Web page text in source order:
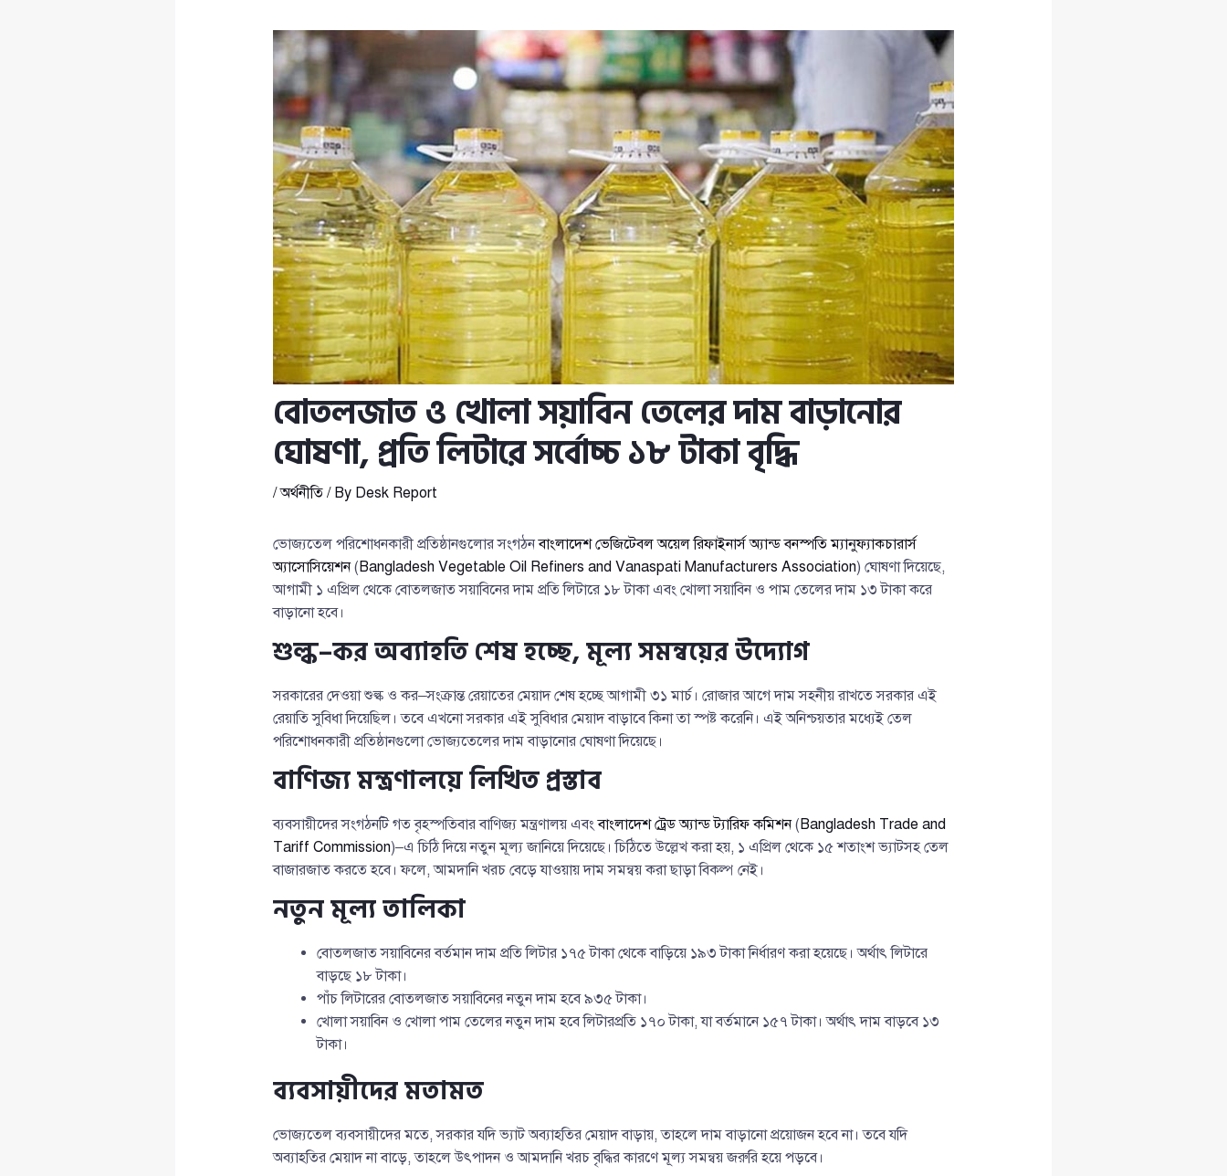
বোতলজাত ও খোলা সয়াবিন তেলের দাম বাড়ানোর
ঘোষণা, প্রতি লিটারে সর্বোচ্চ ১৮ টাকা বৃদ্ধি
/অর্থনীতি/ By Desk Report
ভোজ্যতেল পরিশোধনকারী প্রতিষ্ঠানগুলোর সংগঠনবাংলাদেশ ভেজিটেবল অয়েল রিফাইনার্স অ্যান্ড বনস্পতি ম্যানুফ্যাকচারার্স
অ্যাসোসিয়েশন(Bangladesh Vegetable Oil Refiners and Vanaspati Manufacturers Association) ঘোষণা দিয়েছে,
আগামী ১ এপ্রিল থেকে বোতলজাত সয়াবিনের দাম প্রতি লিটারে ১৮ টাকা এবং খোলা সয়াবিন ও পাম তেলের দাম ১৩ টাকা করে
বাড়ানো হবে।
শুল্ক–কর অব্যাহতি শেষ হচ্ছে, মূল্য সমন্বয়ের উদ্যোগ
সরকারের দেওয়া শুল্ক ও কর–সংক্রান্ত রেয়াতের মেয়াদ শেষ হচ্ছে আগামী ৩১ মার্চ। রোজার আগে দাম সহনীয় রাখতে সরকার এই
রেয়াতি সুবিধা দিয়েছিল। তবে এখনো সরকার এই সুবিধার মেয়াদ বাড়াবে কিনা তা স্পষ্ট করেনি। এই অনিশ্চয়তার মধ্যেই তেল
পরিশোধনকারী প্রতিষ্ঠানগুলো ভোজ্যতেলের দাম বাড়ানোর ঘোষণা দিয়েছে।
বাণিজ্য মন্ত্রণালয়ে লিখিত প্রস্তাব
ব্যবসায়ীদের সংগঠনটি গত বৃহস্পতিবার বাণিজ্য মন্ত্রণালয় এবংবাংলাদেশ ট্রেড অ্যান্ড ট্যারিফ কমিশন(Bangladesh Trade and
Tariff Commission)–এ চিঠি দিয়ে নতুন মূল্য জানিয়ে দিয়েছে। চিঠিতে উল্লেখ করা হয়, ১ এপ্রিল থেকে ১৫ শতাংশ ভ্যাটসহ তেল
বাজারজাত করতে হবে। ফলে, আমদানি খরচ বেড়ে যাওয়ায় দাম সমন্বয় করা ছাড়া বিকল্প নেই।
নতুন মূল্য তালিকা
বোতলজাত সয়াবিনের বর্তমান দাম প্রতি লিটার ১৭৫ টাকা থেকে বাড়িয়ে ১৯৩ টাকা নির্ধারণ করা হয়েছে। অর্থাৎ লিটারে
বাড়ছে ১৮ টাকা।
পাঁচ লিটারের বোতলজাত সয়াবিনের নতুন দাম হবে ৯৩৫ টাকা।
খোলা সয়াবিন ও খোলা পাম তেলের নতুন দাম হবে লিটারপ্রতি ১৭০ টাকা, যা বর্তমানে ১৫৭ টাকা। অর্থাৎ দাম বাড়বে ১৩
টাকা।
ব্যবসায়ীদের মতামত
ভোজ্যতেল ব্যবসায়ীদের মতে, সরকার যদি ভ্যাট অব্যাহতির মেয়াদ বাড়ায়, তাহলে দাম বাড়ানো প্রয়োজন হবে না। তবে যদি
অব্যাহতির মেয়াদ না বাড়ে, তাহলে উৎপাদন ও আমদানি খরচ বৃদ্ধির কারণে মূল্য সমন্বয় জরুরি হয়ে পড়বে।